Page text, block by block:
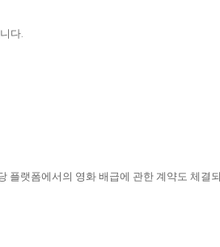
다.
랫폼에서의 영화 배급에 관한 계약도 체결